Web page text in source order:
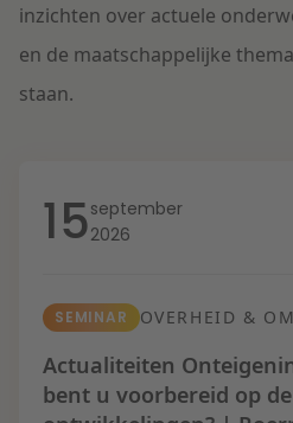
inzichten over actuele
en de maatschappelijke
staan.
15september
2026
SEMINAR OVERHEID &
Actualiteiten
bent u voorbereid op